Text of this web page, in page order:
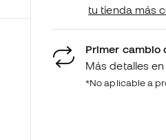
tu tienda más
Primer cambio
Más detalles
*No aplicable a